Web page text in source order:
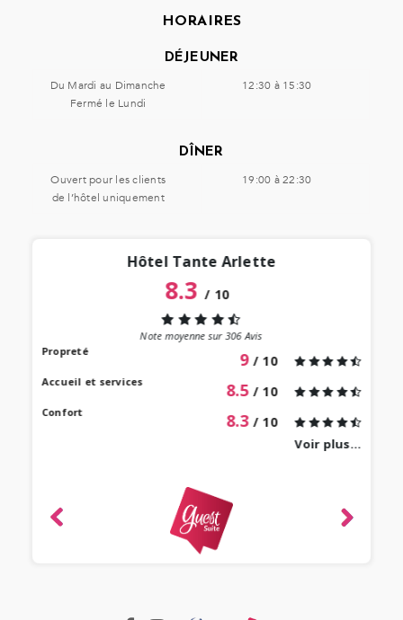
HORAIRES
DÉJEUNER
Du Mardi au Dimanche
Fermé le Lundi
12:30 à 15:30
DÎNER
Ouvert pour les clients
de l’hôtel uniquement
19:00 à 22:30
Hôtel Tante Arlette
8.3/ 10
Note moyenne sur306Avis
Propreté
9 / 10
Accueil et services 8.5 / 10
Confort 8.3 / 10
Voir plus...